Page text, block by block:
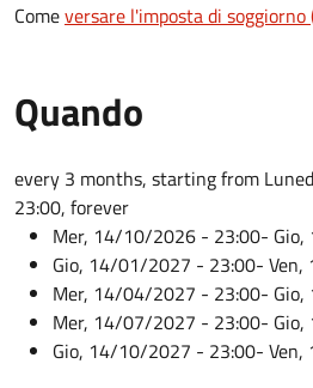
Comeversare l'imposta di soggiorno
Quando
every 3 months, starting from
23:00, forever
Mer, 14/10/2026 - 23:00-
Gio, 14/01/2027 - 23:00-
Mer, 14/04/2027 - 23:00-
Mer, 14/07/2027 - 23:00-
Gio, 14/10/2027 - 23:00-